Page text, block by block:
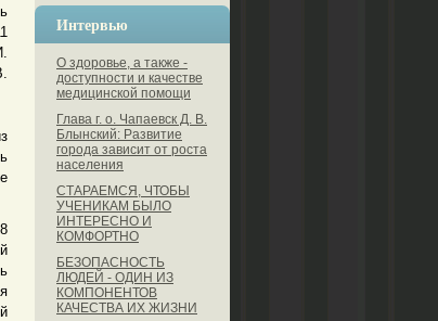
Интервью
О здоровье, а также -
доступности и качестве
медицинской помощи
Глава г. о. Чапаевск Д. В.
Блынский: Развитие
города зависит от роста
населения
СТАРАЕМСЯ, ЧТОБЫ
УЧЕНИКАМ БЫЛО
ИНТЕРЕСНО И
КОМФОРТНО
БЕЗОПАСНОСТЬ
ЛЮДЕЙ - ОДИН ИЗ
КОМПОНЕНТОВ
КАЧЕСТВА ИХ ЖИЗНИ